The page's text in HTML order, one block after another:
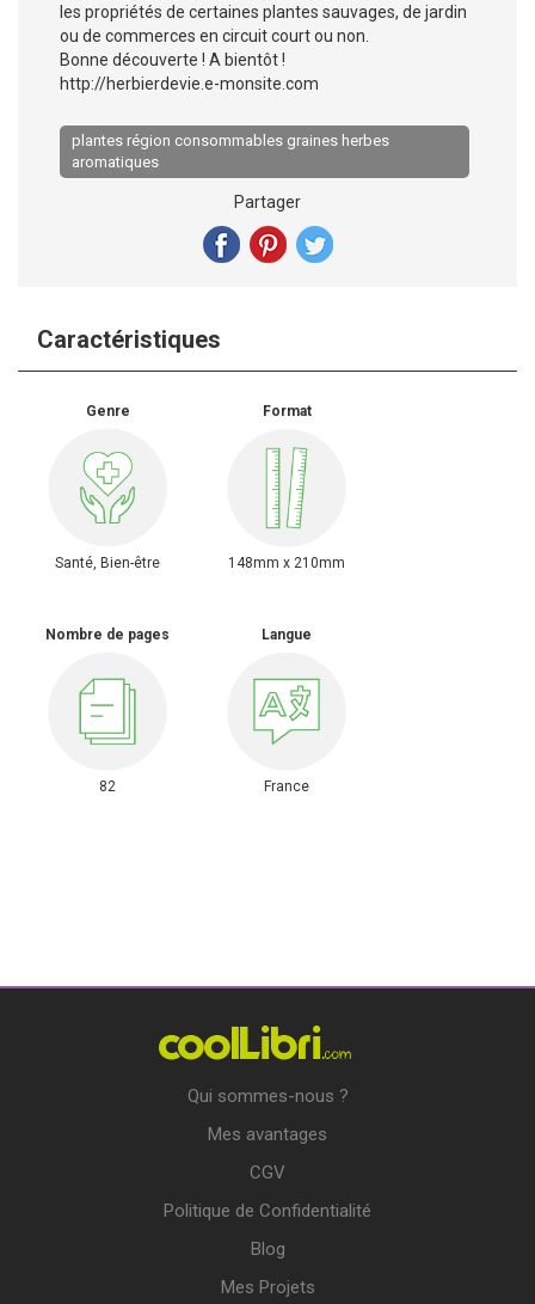
les propriétés de certaines plantes sauvages, de jardin
ou de commerces en circuit court ou non.
Bonne découverte ! A bientôt !
http://herbierdevie.e-monsite.com
plantes région consommables graines herbes
aromatiques
Partager
Caractéristiques
Genre
Santé, Bien-être
Format
148mm x 210mm
Nombre de pages
82
Langue
France
Qui sommes-nous ?
Mes avantages
CGV
Politique de Confidentialité
Blog
Mes Projets